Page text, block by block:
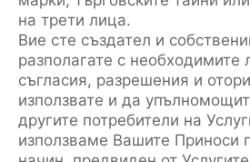
на трети лица.
Вие сте създател и
разполагате с необходимите
съгласия, разрешения и
използвате и да
другите потребители на
използваме Вашите Приноси